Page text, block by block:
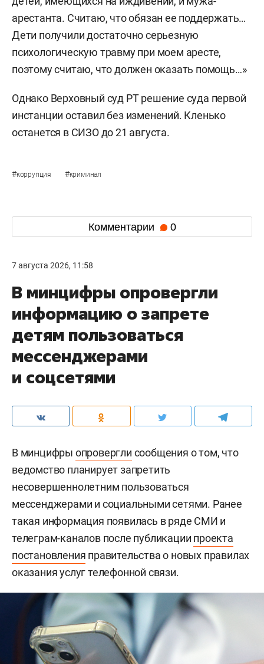
арестанта. Считаю, что обязан ее поддержать…
Дети получили достаточно серьезную
психологическую травму при моем аресте,
поэтому считаю, что должен оказать помощь…»
Однако Верховный суд РТ решение суда первой
инстанции оставил без изменений. Кленько
останется в СИЗО до 21 августа.
#коррупция #криминал
Комментарии 0
7 августа 2026, 11:58
В минцифры опровергли
информацию о запрете
детям пользоваться
мессенджерами
и соцсетями
В минцифры опровергли сообщения о том, что
ведомство планирует запретить
несовершеннолетним пользоваться
мессенджерами и социальными сетями. Ранее
такая информация появилась в ряде СМИ и
телеграм-каналов после публикации проекта
постановления правительства о новых правилах
оказания услуг телефонной связи.